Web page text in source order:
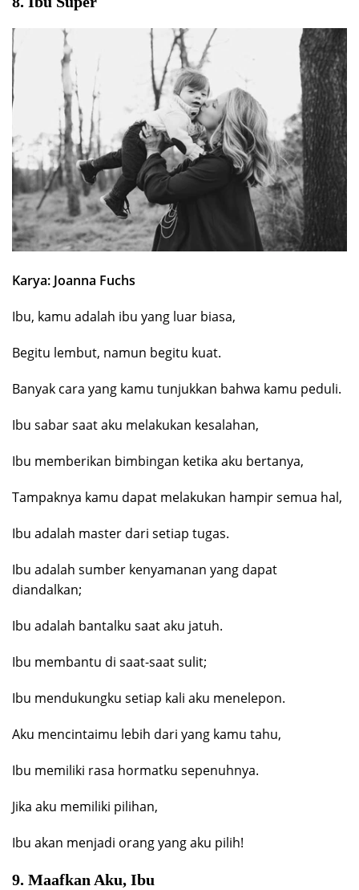
Karya: Joanna Fuchs
Ibu, kamu adalah ibu yang luar biasa,
Begitu lembut, namun begitu kuat.
Banyak cara yang kamu tunjukkan bahwa kamu peduli.
Ibu sabar saat aku melakukan kesalahan,
Ibu memberikan bimbingan ketika aku bertanya,
Tampaknya kamu dapat melakukan hampir semua hal,
Ibu adalah master dari setiap tugas.
Ibu adalah sumber kenyamanan yang dapat
diandalkan;
Ibu adalah bantalku saat aku jatuh.
Ibu membantu di saat-saat sulit;
Ibu mendukungku setiap kali aku menelepon.
Aku mencintaimu lebih dari yang kamu tahu,
Ibu memiliki rasa hormatku sepenuhnya.
Jika aku memiliki pilihan,
Ibu akan menjadi orang yang aku pilih!
9. Maafkan Aku, Ibu